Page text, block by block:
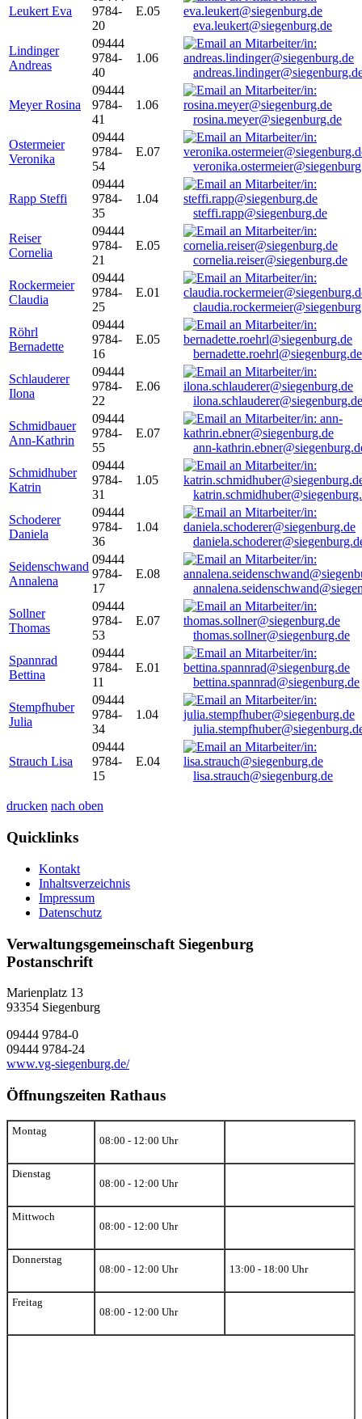
Leukert Eva
9784-
20
E.05
eva.leukert@siegenburg.de
Lindinger
Andreas
09444
9784-
40
1.06
Meyer Rosina
09444
9784-
41
1.06
rosina.meyer@siegenburg.de
Ostermeier
Veronika
09444
9784-
54
E.07
Rapp Steffi
09444
9784-
35
1.04
steffi.rapp@siegenburg.de
Reiser
Cornelia
09444
9784-
21
E.05
cornelia.reiser@siegenburg.de
Rockermeier
Claudia
09444
9784-
25
E.01
Röhrl
Bernadette
09444
9784-
16
E.05
bernadette.roehrl@siegenburg.de
Schlauderer
Ilona
09444
9784-
22
E.06
ilona.schlauderer@siegenburg.de
Schmidbauer
Ann-Kathrin
09444
9784-
55
E.07
ann-
Schmidhuber
Katrin
09444
9784-
31
1.05
Schoderer
Daniela
09444
9784-
36
1.04
Seidenschwand
Annalena
09444
9784-
17
E.08
Sollner
Thomas
09444
9784-
53
E.07
thomas.sollner@siegenburg.de
Spannrad
Bettina
09444
9784-
11
E.01
bettina.spannrad@siegenburg.de
Stempfhuber
Julia
09444
9784-
34
1.04
Strauch Lisa
09444
9784-
15
E.04
lisa.strauch@siegenburg.de
drucken nach oben
Quicklinks
Kontakt
Inhaltsverzeichnis
Impressum
Datenschutz
Verwaltungsgemeinschaft Siegenburg
Postanschrift
Marienplatz 13
93354 Siegenburg
09444 9784-0
09444 9784-24
www.vg-siegenburg.de/
Öffnungszeiten Rathaus
Montag
08:00 - 12:00 Uhr
Dienstag
08:00 - 12:00 Uhr
Mittwoch
08:00 - 12:00 Uhr
Donnerstag
08:00 - 12:00 Uhr
13:00 - 18:00 Uhr
Freitag
08:00 - 12:00 Uhr